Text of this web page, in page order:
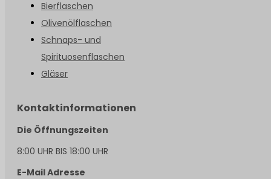
Bierflaschen
Olivenölflaschen
Schnaps- und
Spirituosenflaschen
Gläser
Kontaktinformationen
Die Öffnungszeiten
8:00 UHR BIS 18:00 UHR
E-Mail Adresse